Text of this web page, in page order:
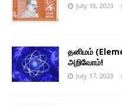
July 18, 2023
தனிமம்
அறிவோம்!
July 17, 2023